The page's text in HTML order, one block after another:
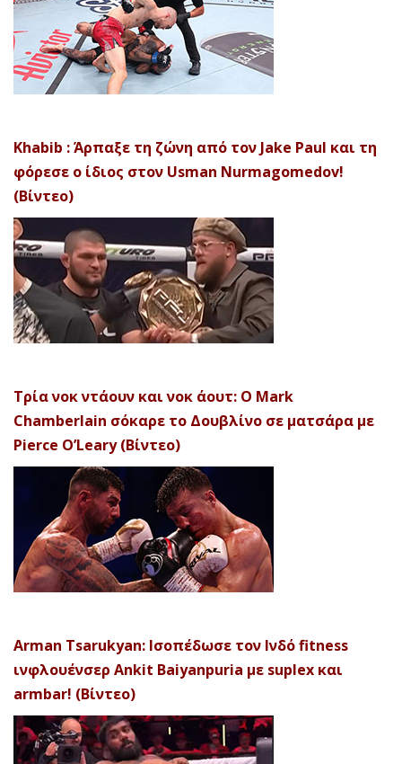
Khabib : Άρπαξε τη ζώνη από τον Jake Paul και τη
φόρεσε ο ίδιος στον Usman Nurmagomedov!
(Βίντεο)
Τρία νοκ ντάουν και νοκ άουτ: Ο Mark
Chamberlain σόκαρε το Δουβλίνο σε ματσάρα με
Pierce O’Leary (Βίντεο)
Arman Tsarukyan: Ισοπέδωσε τον Ινδό fitness
ινφλουένσερ Ankit Baiyanpuria με suplex και
armbar! (Βίντεο)